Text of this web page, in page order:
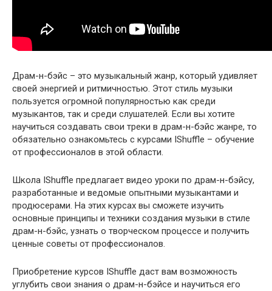
Драм-н-бэйс – это музыкальный жанр, который удивляет
своей энергией и ритмичностью. Этот стиль музыки
пользуется огромной популярностью как среди
музыкантов, так и среди слушателей. Если вы хотите
научиться создавать свои треки в драм-н-бэйс жанре, то
обязательно ознакомьтесь с курсами IShuffle – обучение
от профессионалов в этой области.
Школа IShuffle предлагает видео уроки по драм-н-бэйсу,
разработанные и ведомые опытными музыкантами и
продюсерами. На этих курсах вы сможете изучить
основные принципы и техники создания музыки в стиле
драм-н-бэйс, узнать о творческом процессе и получить
ценные советы от профессионалов.
Приобретение курсов IShuffle даст вам возможность
углубить свои знания о драм-н-бэйсе и научиться его